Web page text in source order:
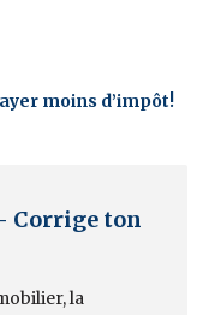
moins d’impôt!
Corrige ton
la